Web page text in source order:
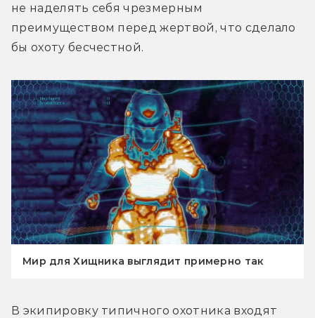
не наделять себя чрезмерным
преимуществом перед жертвой, что сделало
бы охоту бесчестной.
Мир для Хищника выглядит примерно так
В экипировку типичного охотника входят